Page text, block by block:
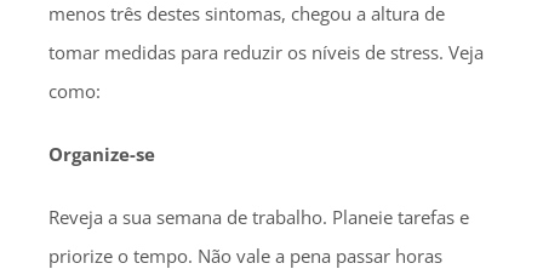
menos três destes sintomas, chegou a altura de
tomar medidas para reduzir os níveis de stress. Veja
como:
Organize-se
Reveja a sua semana de trabalho. Planeie tarefas e
priorize o tempo. Não vale a pena passar horas